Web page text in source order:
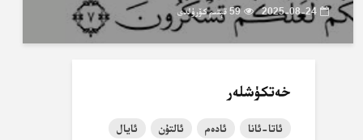
2025-08-24 59 قېتىم كۆرۈلدى
خەتكۈشلەر
ئاتا-ئانا ئادەم ئالتۇن
ئايال